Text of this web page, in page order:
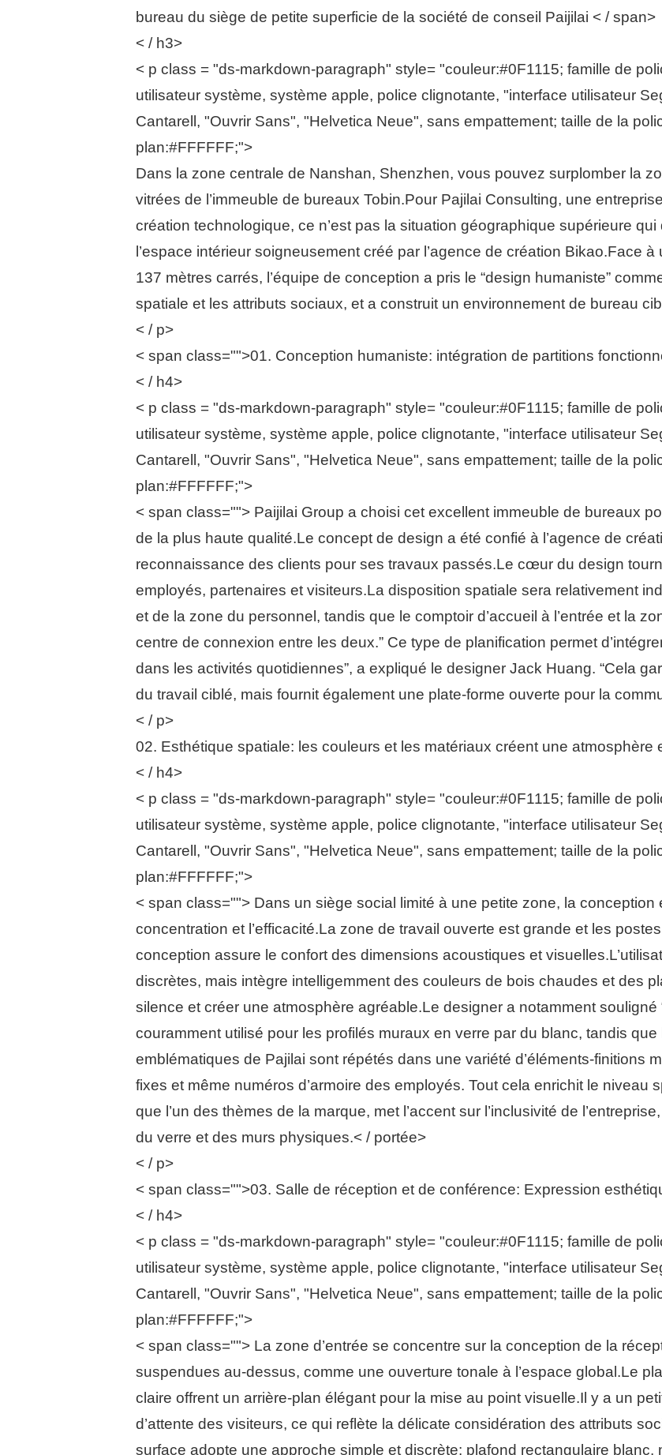
bureau du siège de petite superficie de la société de conseil Paijilai < / span>
< / h3>
< p class = "ds-markdown-paragraph" style= "couleur:#0F1115; famille de
utilisateur système, système apple, police clignotante, "interface utilisateur
Cantarell, "Ouvrir Sans", "Helvetica Neue", sans empattement; taille de la
plan:#FFFFFF;">
Dans la zone centrale de Nanshan, Shenzhen, vous pouvez surplomber la
vitrées de l’immeuble de bureaux Tobin.Pour Pajilai Consulting, une
création technologique, ce n’est pas la situation géographique supérieure
l’espace intérieur soigneusement créé par l’agence de création Bikao.Face
137 mètres carrés, l’équipe de conception a pris le “design humaniste”
spatiale et les attributs sociaux, et a construit un environnement de bureau
< / p>
< span class="">01. Conception humaniste: intégration de partitions
< / h4>
< p class = "ds-markdown-paragraph" style= "couleur:#0F1115; famille de
utilisateur système, système apple, police clignotante, "interface utilisateur
Cantarell, "Ouvrir Sans", "Helvetica Neue", sans empattement; taille de la
plan:#FFFFFF;">
< span class=""> Paijilai Group a choisi cet excellent immeuble de bureaux
de la plus haute qualité.Le concept de design a été confié à l’agence de
reconnaissance des clients pour ses travaux passés.Le cœur du design
employés, partenaires et visiteurs.La disposition spatiale sera relativement
et de la zone du personnel, tandis que le comptoir d’accueil à l’entrée et la
centre de connexion entre les deux.” Ce type de planification permet
dans les activités quotidiennes”, a expliqué le designer Jack Huang. “Cela
du travail ciblé, mais fournit également une plate-forme ouverte pour la
< / p>
02. Esthétique spatiale: les couleurs et les matériaux créent une atmosphère
< / h4>
< p class = "ds-markdown-paragraph" style= "couleur:#0F1115; famille de
utilisateur système, système apple, police clignotante, "interface utilisateur
Cantarell, "Ouvrir Sans", "Helvetica Neue", sans empattement; taille de la
plan:#FFFFFF;">
< span class=""> Dans un siège social limité à une petite zone, la conception
concentration et l’efficacité.La zone de travail ouverte est grande et les
conception assure le confort des dimensions acoustiques et
discrètes, mais intègre intelligemment des couleurs de bois chaudes et des
silence et créer une atmosphère agréable.Le designer a notamment souligné
couramment utilisé pour les profilés muraux en verre par du blanc, tandis
emblématiques de Pajilai sont répétés dans une variété d’éléments-finitions
fixes et même numéros d’armoire des employés. Tout cela enrichit le niveau
que l’un des thèmes de la marque, met l’accent sur l’inclusivité de
du verre et des murs physiques.< / portée>
< / p>
< span class="">03. Salle de réception et de conférence: Expression
< / h4>
< p class = "ds-markdown-paragraph" style= "couleur:#0F1115; famille de
utilisateur système, système apple, police clignotante, "interface utilisateur
Cantarell, "Ouvrir Sans", "Helvetica Neue", sans empattement; taille de la
plan:#FFFFFF;">
< span class=""> La zone d’entrée se concentre sur la conception de la
suspendues au-dessus, comme une ouverture tonale à l’espace global.Le
claire offrent un arrière-plan élégant pour la mise au point visuelle.Il y a un
d’attente des visiteurs, ce qui reflète la délicate considération des attributs
surface adopte une approche simple et discrète: plafond rectangulaire blanc,